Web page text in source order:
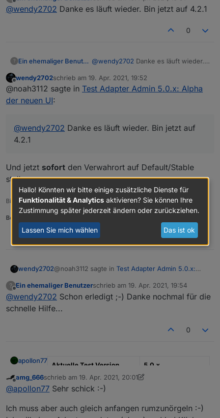
Die Abfrage erscheint noch dann die
npm install iobroker.admin@4.2.1 --
Sollte gehen.
Oder
iobroker upgrade admin http://
Offline zuletzt editiert von
@wendy2702 Danke es läuft wieder. Bin jetzt auf 4.2.1
0
? Ein ehemaliger Benutzer @wendy2702 Danke es läuft wieder.
Offline
wendy2702schrieb am 19. Apr. 2021, 19:52
zuletzt editiert von
@noah3112 sagte in Test Adapter Admin 5.0.x: Alpha
der neuen UI:
@wendy2702 Danke es läuft wieder. Bin jetzt auf
4.2.1
Und jetzt sofort den Verwahrort auf Default/Stable
stellen
Bitte keine Fragen per PN, die gehören ins Forum!
Benutzt das Voting rechts unten im Beitrag wenn er euch geholfen hat.
0
wendy2702@noah3112 sagte in Test Adapter Admin 5.0.x:
@wendy2702Danke es läuft wieder. Bin jetzt
Und jetzt
?
Offline
Ein ehemaliger Benutzerschrieb am 19. Apr. 2021, 19:54
zuletzt editiert von
@wendy2702 Schon erledigt ;-) Danke nochmal für die
schnelle Hilfe...
0
apollon77
Aktuelle Test Version 5.0.x
Veröffentlichungsdatum
Offline
amg_666schrieb am 19. Apr. 2021, 20:01
zuletzt editiert von amg_666
@apollon77 Sehr schick :-)
Ich muss aber auch gleich anfangen rumzunörgeln :-)
Hallo! Könnten wir bitte einige zusätzliche Dienste für
Funktionalität & Analytics aktivieren? Sie können Ihre
Zustimmung später jederzeit ändern oder zurückziehen.
Lassen Sie mich wählen Das ist ok